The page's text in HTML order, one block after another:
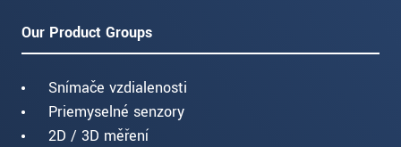
Our Product Groups
Snímače vzdialenosti
Priemyselné senzory
2D / 3D měření